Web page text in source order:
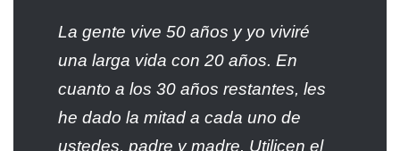
La gente vive 50 años y yo viviré
una larga vida con 20 años. En
cuanto a los 30 años restantes, les
he dado la mitad a cada uno de
ustedes, padre y madre. Utilicen el